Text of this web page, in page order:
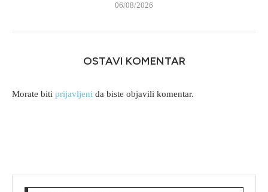
06/08/2026
OSTAVI KOMENTAR
Morate biti prijavljeni da biste objavili komentar.